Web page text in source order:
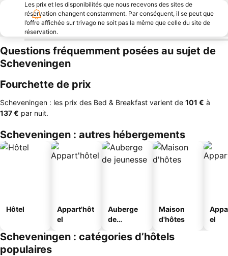
Les prix et les disponibilités que nous recevons des sites de
réservation changent constamment. Par conséquent, il se peut que
l’offre affichée sur trivago ne soit pas la même que celle du site de
réservation.
Questions fréquemment posées au sujet de
Scheveningen
Fourchette de prix
Scheveningen : les prix des Bed & Breakfast varient de ‎101 € à
‎137 € par nuit.
Scheveningen : autres hébergements
Hôtel
Appart'hôt
el
Auberge
de
Maison
d'hôtes
el
Scheveningen : catégories d’hôtels
populaires